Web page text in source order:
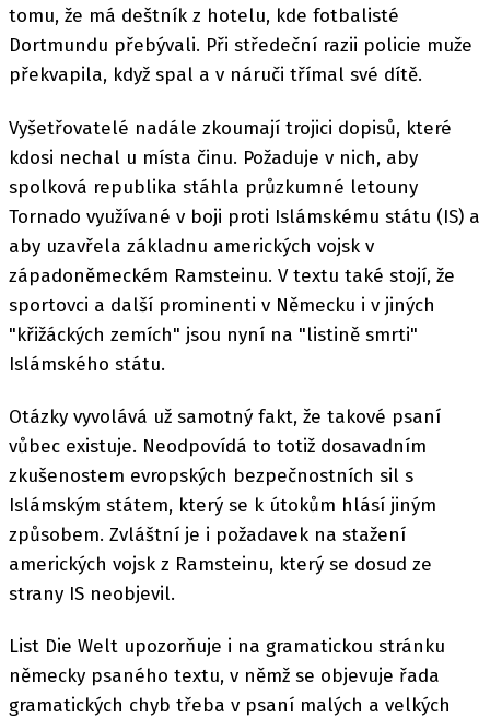
tomu, že má deštník z hotelu, kde fotbalisté
Dortmundu přebývali. Při středeční razii policie muže
překvapila, když spal a v náruči třímal své dítě.
Vyšetřovatelé nadále zkoumají trojici dopisů, které
kdosi nechal u místa činu. Požaduje v nich, aby
spolková republika stáhla průzkumné letouny
Tornado využívané v boji proti Islámskému státu (IS) a
aby uzavřela základnu amerických vojsk v
západoněmeckém Ramsteinu. V textu také stojí, že
sportovci a další prominenti v Německu i v jiných
"křižáckých zemích" jsou nyní na "listině smrti"
Islámského státu.
Otázky vyvolává už samotný fakt, že takové psaní
vůbec existuje. Neodpovídá to totiž dosavadním
zkušenostem evropských bezpečnostních sil s
Islámským státem, který se k útokům hlásí jiným
způsobem. Zvláštní je i požadavek na stažení
amerických vojsk z Ramsteinu, který se dosud ze
strany IS neobjevil.
List Die Welt upozorňuje i na gramatickou stránku
německy psaného textu, v němž se objevuje řada
gramatických chyb třeba v psaní malých a velkých